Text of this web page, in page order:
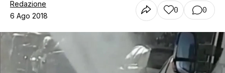
Contatti
Redazione
6 Ago 2018
0 0